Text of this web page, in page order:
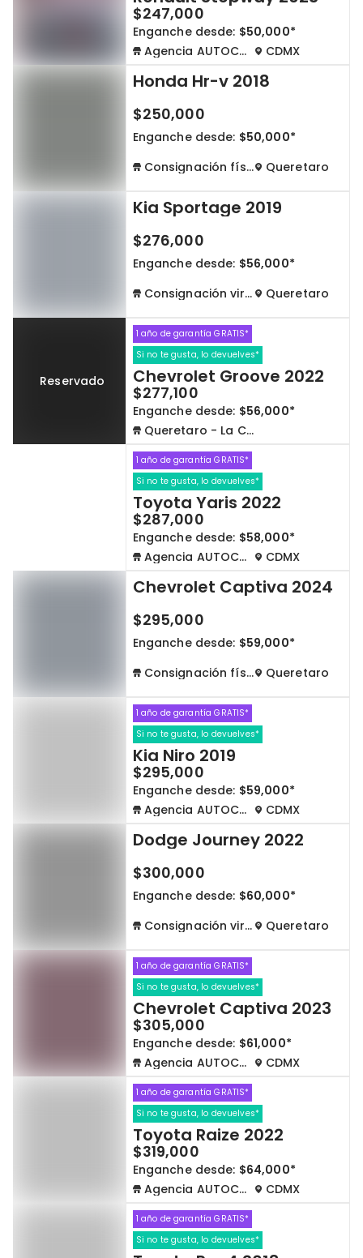
$247,000
Enganche desde: $50,000*
Agencia AUTOCOM
CDMX
Honda Hr-v 2018
$250,000
Enganche desde: $50,000*
Consignación física
Queretaro
Kia Sportage 2019
$276,000
Enganche desde: $56,000*
Consignación virtual
Queretaro
Reservado
1 año de garantía GRATIS*
Si no te gusta, lo devuelves*
Chevrolet Groove 2022
$277,100
Enganche desde: $56,000*
Queretaro - La Capilla
1 año de garantía GRATIS*
Si no te gusta, lo devuelves*
Toyota Yaris 2022
$287,000
Enganche desde: $58,000*
Agencia AUTOCOM
CDMX
Chevrolet Captiva 2024
$295,000
Enganche desde: $59,000*
Consignación física
Queretaro
1 año de garantía GRATIS*
Si no te gusta, lo devuelves*
Kia Niro 2019
$295,000
Enganche desde: $59,000*
Agencia AUTOCOM
CDMX
Dodge Journey 2022
$300,000
Enganche desde: $60,000*
Consignación virtual
Queretaro
1 año de garantía GRATIS*
Si no te gusta, lo devuelves*
Chevrolet Captiva 2023
$305,000
Enganche desde: $61,000*
Agencia AUTOCOM
CDMX
1 año de garantía GRATIS*
Si no te gusta, lo devuelves*
Toyota Raize 2022
$319,000
Enganche desde: $64,000*
Agencia AUTOCOM
CDMX
1 año de garantía GRATIS*
Si no te gusta, lo devuelves*